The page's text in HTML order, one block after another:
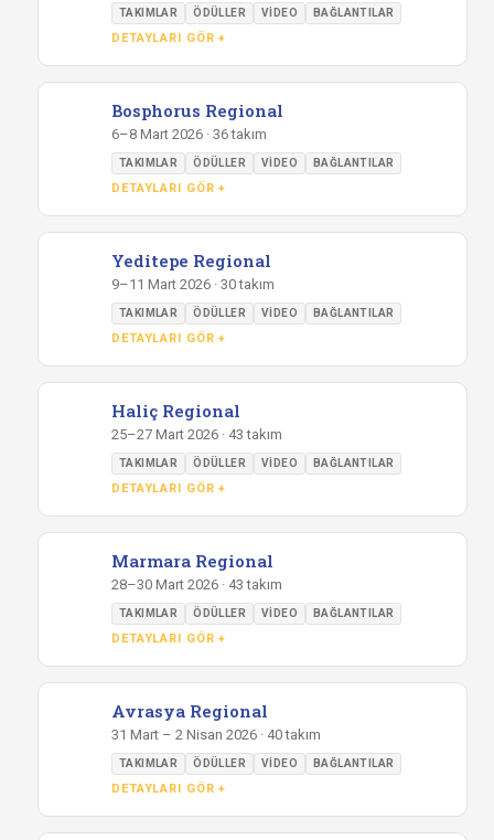
TAKIMLAR ÖDÜLLER VIDEO BAĞLANTILAR
DETAYLARI GÖR +
Bosphorus Regional
6–8 Mart 2026 · 36 takım
TAKIMLAR ÖDÜLLER VIDEO BAĞLANTILAR
DETAYLARI GÖR +
Yeditepe Regional
9–11 Mart 2026 · 30 takım
TAKIMLAR ÖDÜLLER VIDEO BAĞLANTILAR
DETAYLARI GÖR +
Haliç Regional
25–27 Mart 2026 · 43 takım
TAKIMLAR ÖDÜLLER VIDEO BAĞLANTILAR
DETAYLARI GÖR +
Marmara Regional
28–30 Mart 2026 · 43 takım
TAKIMLAR ÖDÜLLER VIDEO BAĞLANTILAR
DETAYLARI GÖR +
Avrasya Regional
31 Mart – 2 Nisan 2026 · 40 takım
TAKIMLAR ÖDÜLLER VIDEO BAĞLANTILAR
DETAYLARI GÖR +